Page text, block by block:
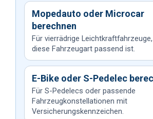
Mopedauto oder Microcar
berechnen
Für vierrädrige
diese Fahrzeugart passend ist.
E-Bike oder S-Pedelec
Für S-Pedelecs oder passende
Fahrzeugkonstellationen mit
Versicherungskennzeichen.